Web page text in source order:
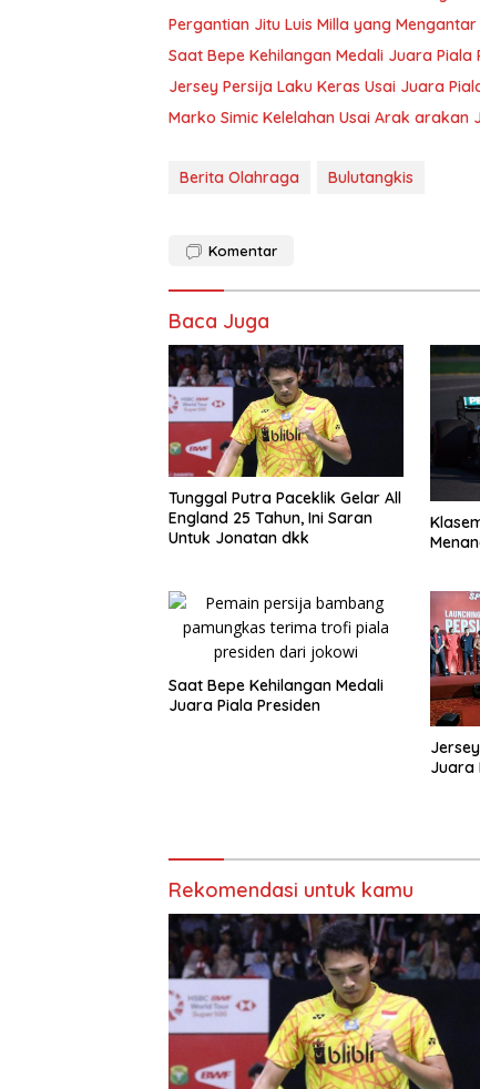
Pergantian Jitu Luis Milla yang
Saat Bepe Kehilangan Medali Juara Piala
Jersey Persija Laku Keras Usai Juara
Marko Simic Kelelahan Usai Arak arakan
Berita Olahraga Bulutangkis
Komentar
Baca Juga
Tunggal Putra Paceklik Gelar All
England 25 Tahun, Ini Saran
Untuk Jonatan dkk
Saat Bepe Kehilangan Medali
Juara Piala Presiden
Juara
Rekomendasi untuk kamu